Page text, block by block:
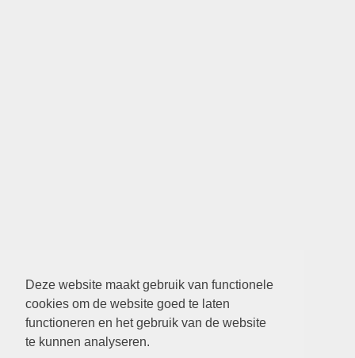
Deze website maakt gebruik van functionele
cookies om de website goed te laten
functioneren en het gebruik van de website
te kunnen analyseren.